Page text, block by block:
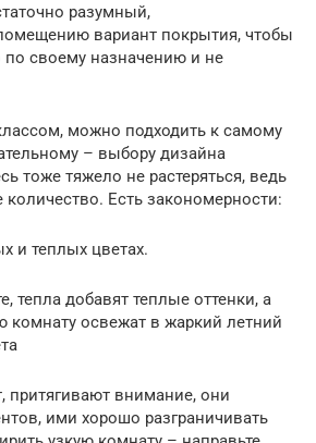
разумный,
вариант покрытия, чтобы
своему назначению и не
можно подходить к самому
– выбору дизайна
тоже тяжело не растеряться, ведь
Есть закономерности:
и теплых цветах.
тепла добавят теплые оттенки, а
комнату освежат в жаркий летний
притягивают внимание, они
ими хорошо разграничивать